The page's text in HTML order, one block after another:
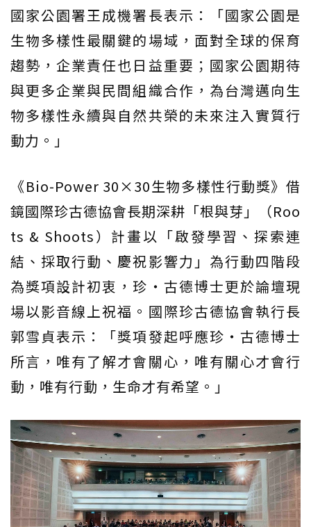
國家公園署王成機署長表示：「國家公園是
生物多樣性最關鍵的場域，面對全球的保育
趨勢，企業責任也日益重要；國家公園期待
與更多企業與民間組織合作，為台灣邁向生
物多樣性永續與自然共榮的未來注入實質行
動力。」
《Bio-Power 30×30生物多樣性行動獎》借
鏡國際珍古德協會長期深耕「根與芽」（Roo
ts & Shoots）計畫以「啟發學習、探索連
結、採取行動、慶祝影響力」為行動四階段
為獎項設計初衷，珍・古德博士更於論壇現
場以影音線上祝福。國際珍古德協會執行長
郭雪貞表示：「獎項發起呼應珍・古德博士
所言，唯有了解才會關心，唯有關心才會行
動，唯有行動，生命才有希望。」